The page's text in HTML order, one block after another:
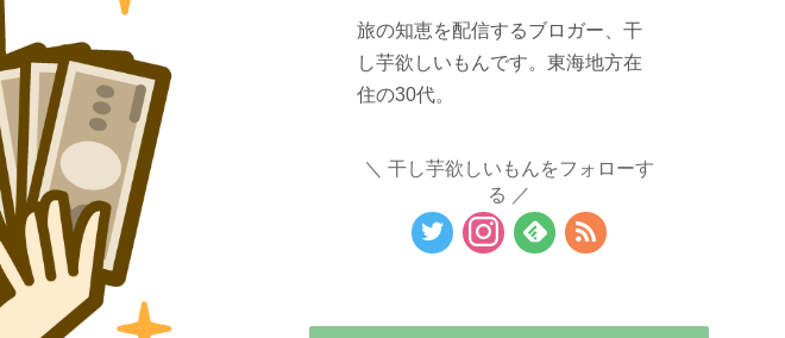
旅の知恵を配信するブロガー、干
し芋欲しいもんです。東海地方在
住の30代。
干し芋欲しいもんをフォローす
る